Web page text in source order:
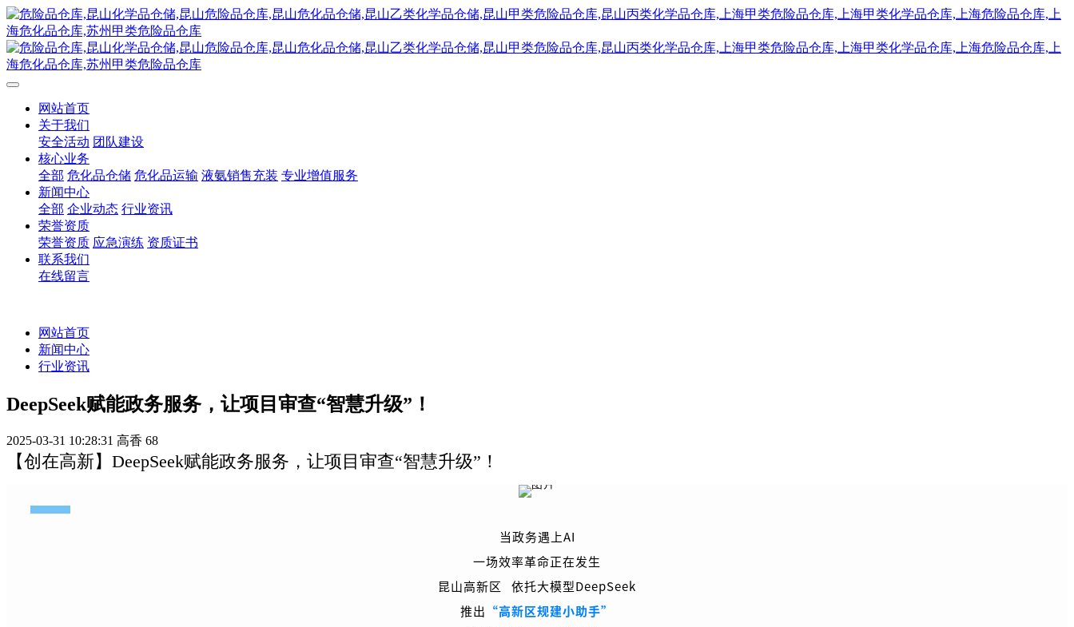
网站首页
关于我们
安全活动 团队建设
核心业务
全部 危化品仓储 危化品运输 液氨销售充装 专业增值服务
新闻中心
全部 企业动态 行业资讯
荣誉资质
荣誉资质 应急演练 资质证书
联系我们
在线留言
网站首页
新闻中心
行业资讯
DeepSeek赋能政务服务，让项目审查“智慧升级”！
2025-03-31 10:28:31 高香 68
【创在高新】DeepSeek赋能政务服务，让项目审查“智慧升级”！
当政务遇上AI
一场效率革命正在发生
昆山高新区
依托大模型DeepSeek
推出 “高新区规建小助手”